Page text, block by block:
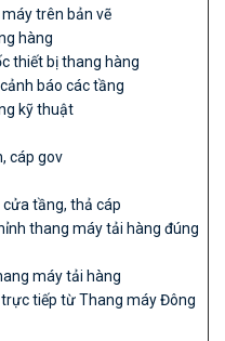
trên bản vẽ
hàng
thiết bị thang hàng
báo các tầng
kỹ thuật
cáp gov
cửa tầng, thả cáp
thang máy tải hàng đúng
máy tải hàng
tiếp từ Thang máy Đông